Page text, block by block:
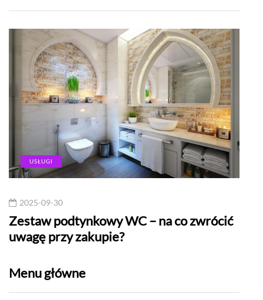
USŁUGI
2025-09-30
Zestaw podtynkowy WC – na co zwrócić
uwagę przy zakupie?
Menu główne